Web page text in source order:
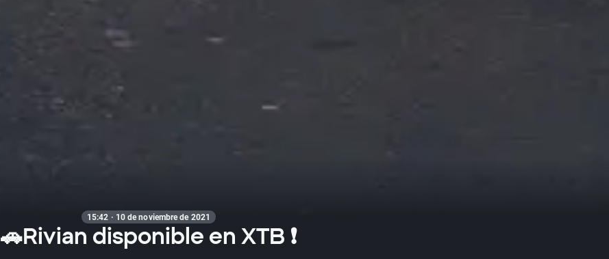
15:42 · 10 de noviembre de 2021
🚗Rivian disponible en XTB ❗